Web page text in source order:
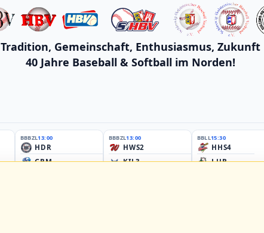
Tradition, Gemeinschaft, Enthusiasmus, Zukunft
40 Jahre Baseball & Softball im Norden!
BBBZL13:00
HDR
GBM
BBBZL13:00
HWS2
KIL3
BBLL15:30
HHS4
LUB